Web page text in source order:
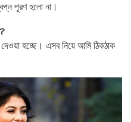
পূরণ হলো না।
হচ্ছে। এসব নিয়ে আমি ঠিকঠাক